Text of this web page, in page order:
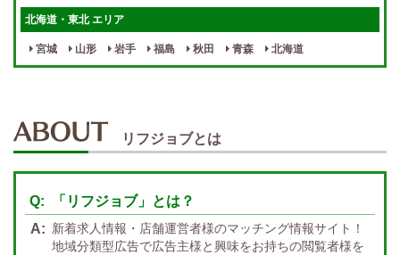
女性スタッフがいる！ 終電後店泊OK
週１～OK 自宅待機OK
かけもちOK 給与保証あり
週1日～OK
指名バック率高め 週1・月1～OK
北海道・東北 エリア
宮城 山形 岩手 福島 秋田 青森 北海道
静岡
関西 エリア
九州・沖縄 エリア
大分 福岡 佐賀 長崎 宮崎 熊本 鹿児島 沖縄
リフジョブとは
「リフジョブ」とは？
新着求人情報・店舗運営者様のマッチング情報サイト！
地域分類型広告で広告主様と興味をお持ちの閲覧者様を